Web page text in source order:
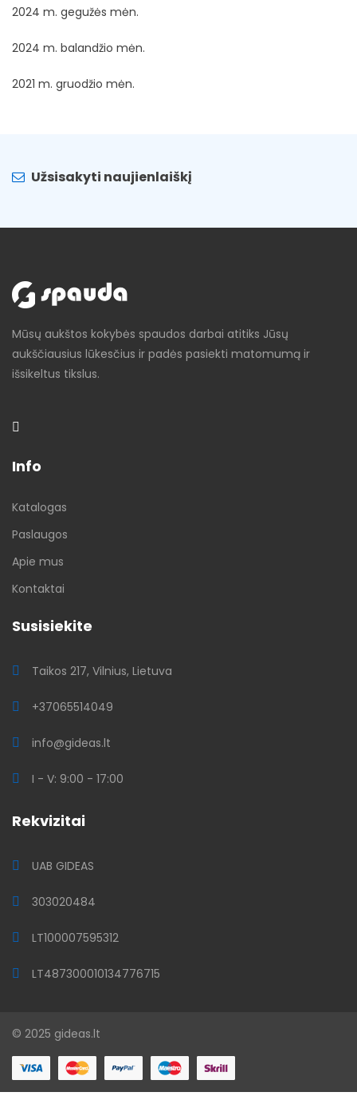
2024 m. gegužės mėn.
2024 m. balandžio mėn.
2021 m. gruodžio mėn.
Užsisakyti naujienlaiškį
Mūsų aukštos kokybės spaudos darbai atitiks Jūsų
aukščiausius lūkesčius ir padės pasiekti matomumą ir
išsikeltus tikslus.
Info
Katalogas
Paslaugos
Apie mus
Kontaktai
Susisiekite
Taikos 217, Vilnius, Lietuva
+37065514049
info@gideas.lt
I - V: 9:00 - 17:00
Rekvizitai
UAB GIDEAS
303020484
LT100007595312
LT487300010134776715
© 2025 gideas.lt